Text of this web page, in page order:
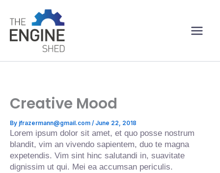
content
Creative Mood
By jfrazermann@gmail.com / June 22, 2018
Lorem ipsum dolor sit amet, et quo posse nostrum
blandit, vim an vivendo sapientem, duo te magna
expetendis. Vim sint hinc salutandi in, suavitate
dignissim ut qui. Mei ea accumsan periculis.